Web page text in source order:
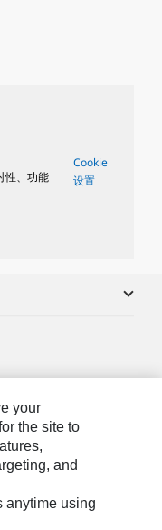
性、功能
Cookie
设置
your
the site to
and
anytime using